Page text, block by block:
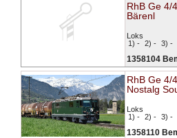
RhB Ge 4/
Bärenl
Loks
1) - 2) - 3) -
1358104
RhB Ge 4/
Nostalg
Loks
1) - 2) - 3) -
1358110